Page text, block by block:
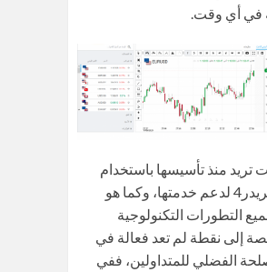
في أي وقت.
تريد منذ تأسيسها باستخدام
منصة ميتاتريدر4 لدعم خدمتها، وكما هو
التطورات التكنولوجية
إلى نقطة لم تعد فعالة في
الفضلي للمتداولين، ففي